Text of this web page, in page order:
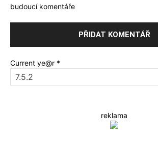
budoucí komentáře
Current ye@r *
reklama